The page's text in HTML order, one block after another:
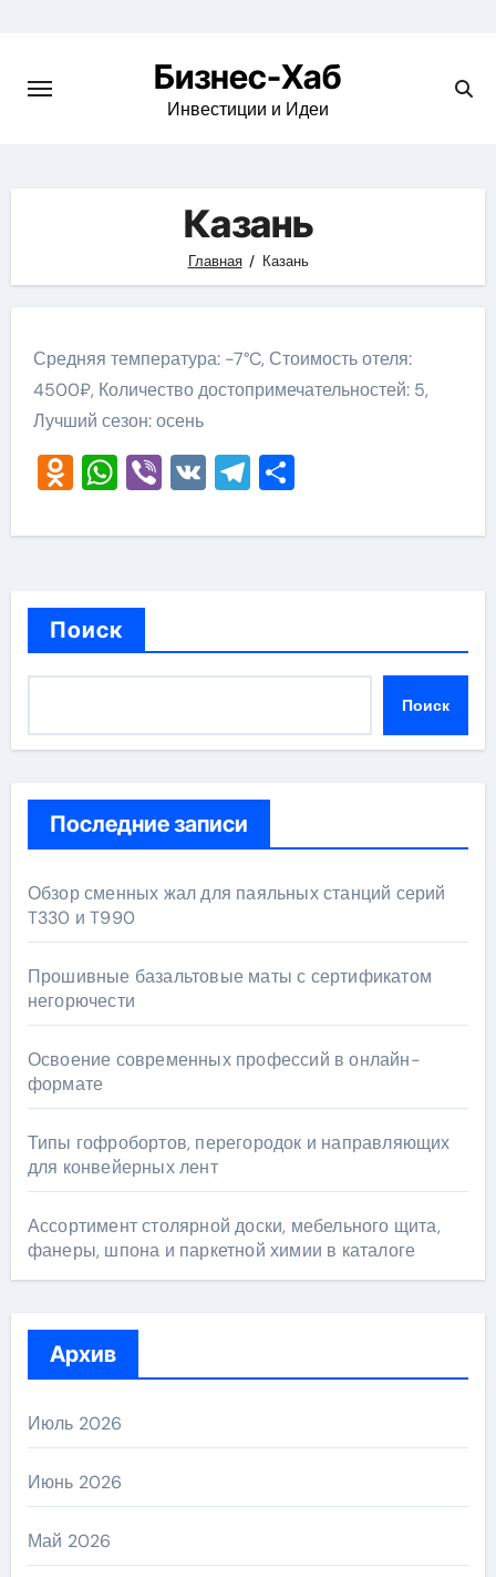
content
Бизнес-Хаб
Инвестиции и Идеи
Казань
Главная Казань
Средняя температура: -7°C, Стоимость отеля:
4500₽, Количество достопримечательностей: 5,
Лучший сезон: осень
Odnoklassniki
WhatsApp
Viber
VKTelegram
Отправить
Поиск
Поиск
Последние записи
Обзор сменных жал для паяльных станций серий
T330 и T990
Прошивные базальтовые маты с сертификатом
негорючести
Освоение современных профессий в онлайн-
формате
Типы гофробортов, перегородок и направляющих
для конвейерных лент
Ассортимент столярной доски, мебельного щита,
фанеры, шпона и паркетной химии в каталоге
Архив
Июль 2026
Июнь 2026
Май 2026